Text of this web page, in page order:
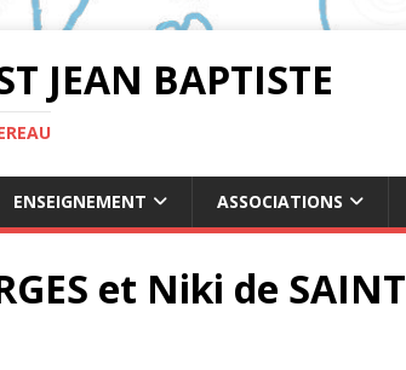
JEAN BAPTISTE
ENSEIGNEMENT ASSOCIATIONS
et Niki de SAINT